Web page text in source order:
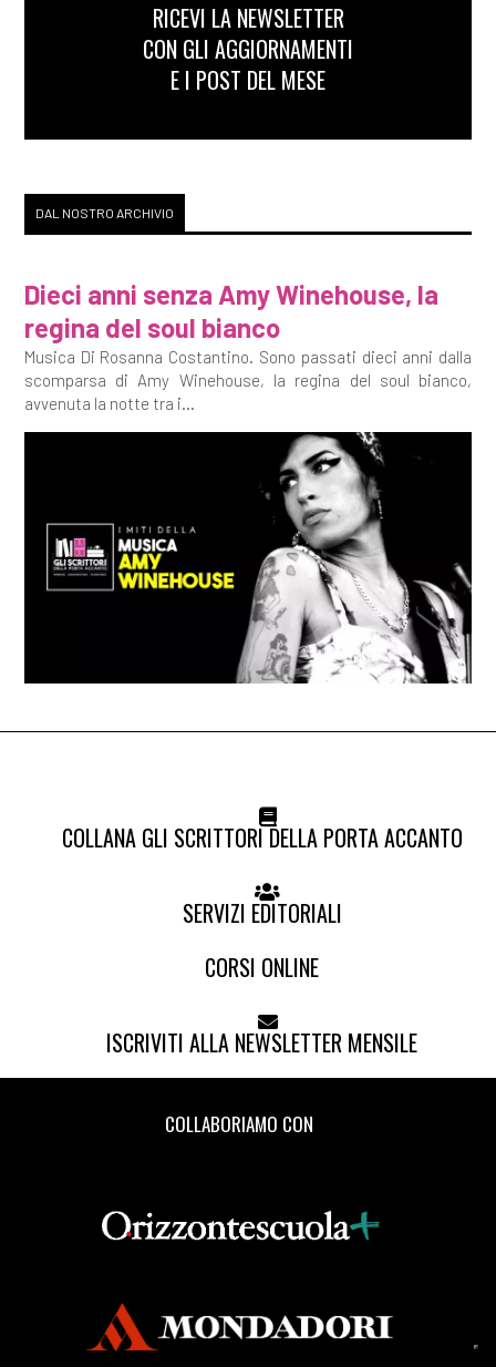
RICEVI LA NEWSLETTER
CON GLI AGGIORNAMENTI
E I POST DEL MESE
DAL NOSTRO ARCHIVIO
Dieci anni senza Amy Winehouse, la
regina del soul bianco
Musica Di Rosanna Costantino. Sono passati dieci anni dalla
scomparsa di Amy Winehouse, la regina del soul bianco,
avvenuta la notte tra i...
COLLANA GLI SCRITTORI DELLA PORTA ACCANTO
SERVIZI EDITORIALI
CORSI ONLINE
ISCRIVITI ALLA NEWSLETTER MENSILE
COLLABORIAMO CON